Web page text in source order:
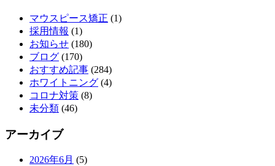
マウスピース矯正 (1)
採用情報 (1)
お知らせ (180)
ブログ (170)
おすすめ記事 (284)
ホワイトニング (4)
コロナ対策 (8)
未分類 (46)
アーカイブ
2026年6月 (5)